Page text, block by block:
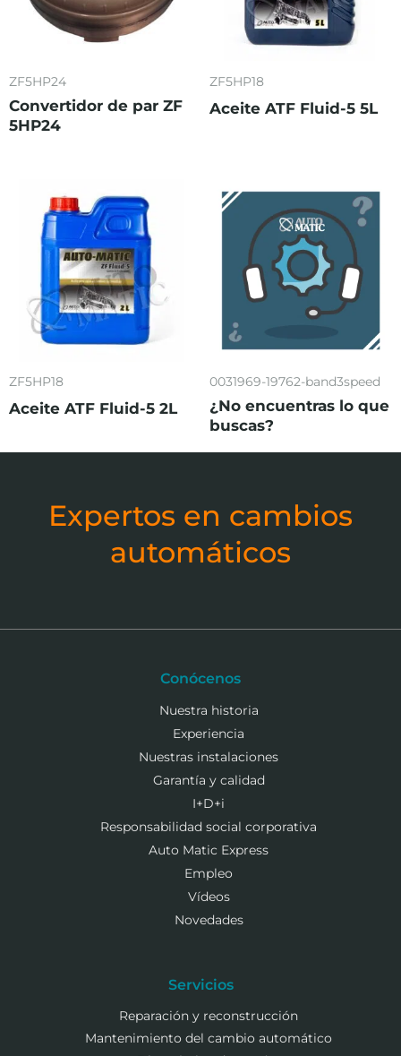
ZF5HP24
Convertidor de par ZF
5HP24
ZF5HP18
Aceite ATF Fluid-5 5L
ZF5HP18
Aceite ATF Fluid-5 2L
0031969-19762-band3speed
¿No encuentras lo que
buscas?
Expertos en cambios
automáticos
Conócenos
Nuestra historia
Experiencia
Nuestras instalaciones
Garantía y calidad
I+D+i
Responsabilidad social corporativa
Auto Matic Express
Empleo
Vídeos
Novedades
Servicios
Reparación y reconstrucción
Mantenimiento del cambio automático